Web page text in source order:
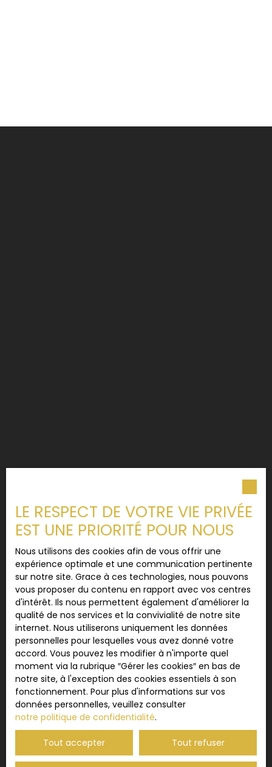
LE RESPECT DE VOTRE VIE PRIVÉE
EST UNE PRIORITÉ POUR NOUS
Nous utilisons des cookies afin de vous offrir une
expérience optimale et une communication pertinente
sur notre site. Grace à ces technologies, nous pouvons
vous proposer du contenu en rapport avec vos centres
d'intérêt. Ils nous permettent également d'améliorer la
qualité de nos services et la convivialité de notre site
internet. Nous utiliserons uniquement les données
personnelles pour lesquelles vous avez donné votre
accord. Vous pouvez les modifier à n'importe quel
moment via la rubrique ″Gérer les cookies″ en bas de
notre site, à l'exception des cookies essentiels à son
fonctionnement. Pour plus d'informations sur vos
données personnelles, veuillez consulter
notre politique de confidentialité.
Tout accepter Tout refuser